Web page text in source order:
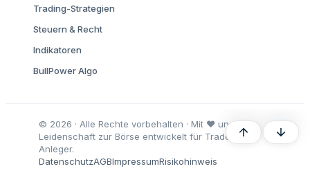
Trading-Strategien
Steuern & Recht
Indikatoren
BullPower Algo
© 2026 · Alle Rechte vorbehalten · Mit ♥ und
Leidenschaft zur Börse entwickelt für Trader und
Anleger.
DatenschutzAGBImpressumRisikohinweis
Oben Unten